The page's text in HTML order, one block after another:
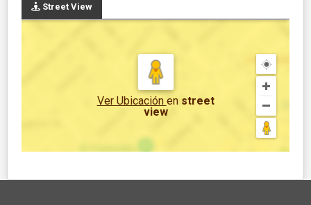
Street View
Ver Ubicación en street
view